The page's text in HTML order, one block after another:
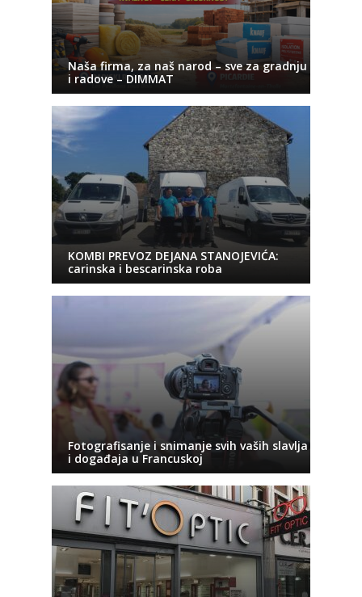
Naša firma, za naš narod – sve za gradnju
i radove – DIMMAT
KOMBI PREVOZ DEJANA STANOJEVIĆA:
carinska i bescarinska roba
Fotografisanje i snimanje svih vaših slavlja
i događaja u Francuskoj